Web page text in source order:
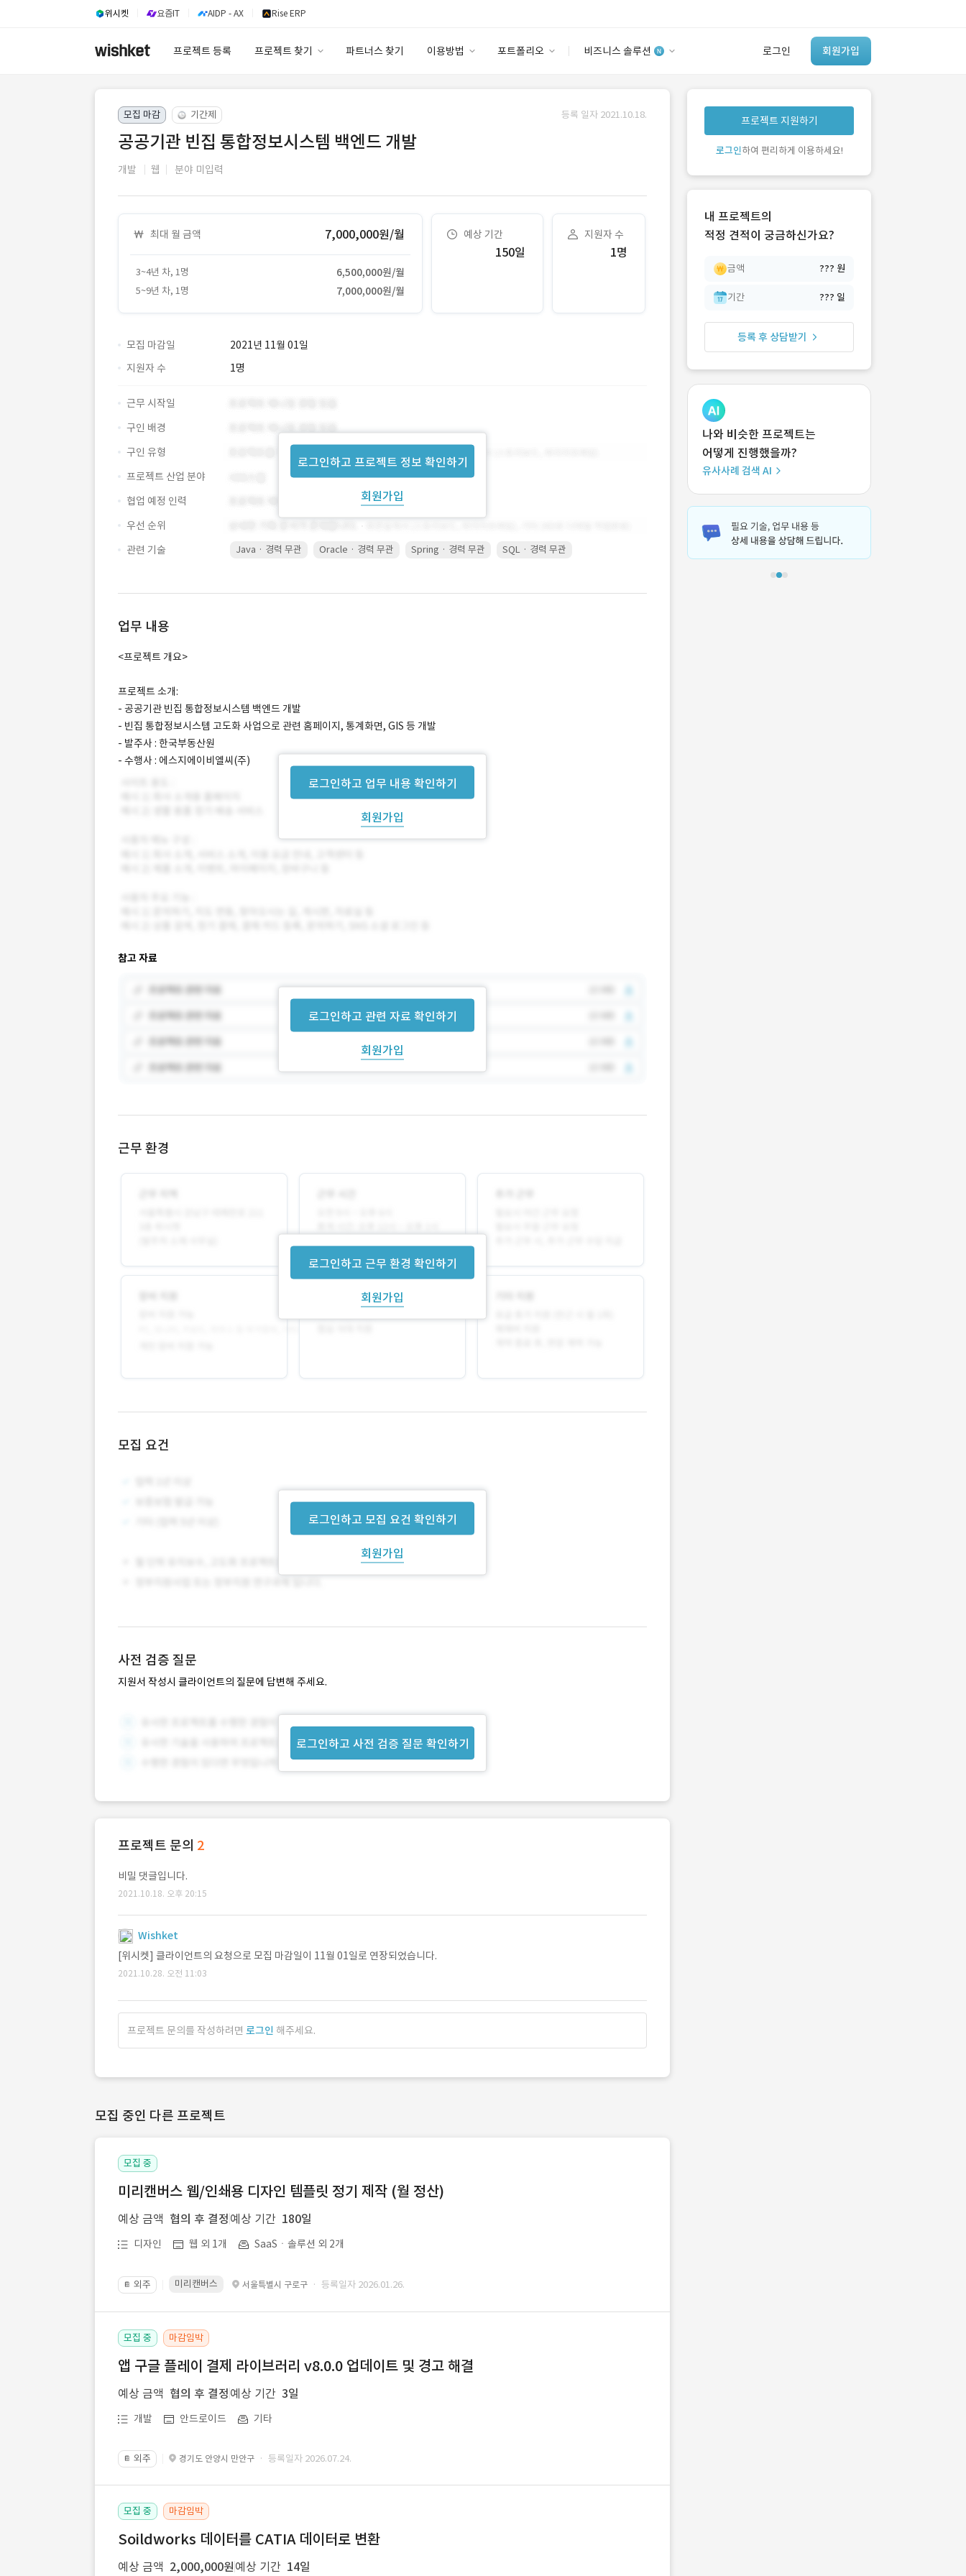
위시켓 요즘IT AIDP - AX Rise ERP
프로젝트 등록 프로젝트 찾기 파트너스 찾기 이용방법 포트폴리오 비즈니스 솔루션 로그인 회원가입
안심 코드 케어
유사사례 검색 AI
‘이런 거’ 만들어본
개발 회사 있어?
모집 마감 기간제 등록 일자 2021.10.18.
공공기관 빈집 통합정보시스템 백엔드 개발
개발 웹 분야 미입력
최대 월 금액 7,000,000원/월
3~4년 차, 1명 6,500,000원/월
5~9년 차, 1명 7,000,000원/월
예상 기간
150일
지원자 수
1명
모집 마감일
2021년 11월 01일
지원자 수
1명
로그인하고 프로젝트 정보 확인하기
회원가입
근무 시작일
구인 배경
구인 유형
프로젝트 산업 분야
협업 예정 인력
우선 순위
관련 기술
Java · 경력 무관 Oracle · 경력 무관 Spring · 경력 무관 SQL · 경력 무관
업무 내용
로그인하고 업무 내용 확인하기
회원가입
<프로젝트 개요>
프로젝트 소개:
- 공공기관 빈집 통합정보시스템 백엔드 개발
- 빈집 통합정보시스템 고도화 사업으로 관련 홈페이지, 통계화면, GIS 등 개발
- 발주사 : 한국부동산원
- 수행사 : 에스지에이비엘씨(주)
참고 자료
로그인하고 관련 자료 확인하기
회원가입
근무 환경
로그인하고 근무 환경 확인하기
회원가입
모집 요건
로그인하고 모집 요건 확인하기
회원가입
사전 검증 질문
지원서 작성시 클라이언트의 질문에 답변해 주세요.
로그인하고 사전 검증 질문 확인하기
프로젝트 문의 2
비밀 댓글입니다.
2021.10.18. 오후 20:15
Wishket
[위시켓] 클라이언트의 요청으로 모집 마감일이 11월 01일로 연장되었습니다.
2021.10.28. 오전 11:03
프로젝트 문의를 작성하려면 로그인 해주세요.
모집 중인 다른 프로젝트
모집 중
미리캔버스 웹/인쇄용 디자인 템플릿 정기 제작 (월 정산)
예상 금액 협의 후 결정 예상 기간 180일
디자인 웹 외 1개 SaaSㆍ솔루션 외 2개
📔 외주 미리캔버스 서울특별시 구로구 · 등록일자 2026.01.26.
모집 중 마감임박
앱 구글 플레이 결제 라이브러리 v8.0.0 업데이트 및 경고 해결
예상 금액 협의 후 결정 예상 기간 3일
개발 안드로이드 기타
📔 외주 경기도 안양시 만안구 · 등록일자 2026.07.24.
모집 중 마감임박
Soildworks 데이터를 CATIA 데이터로 변환
예상 금액 2,000,000원 예상 기간 14일
프로젝트 지원하기
로그인하여 편리하게 이용하세요!
내 프로젝트의
적정 견적이 궁금하신가요?
금액 ??? 원
기간 ??? 일
등록 후 상담받기
나와 비슷한 프로젝트는
어떻게 진행했을까?
유사사례 검색 AI